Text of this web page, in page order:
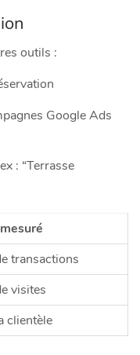
outils :
Google Ads
: “Terrasse
transactions
visites
clientèle